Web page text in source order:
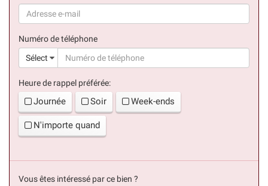
Numéro de téléphone
Sélect
Heure de rappel préférée:
Journée Soir Week-ends
N'importe quand
Vous êtes intéressé par ce bien ?